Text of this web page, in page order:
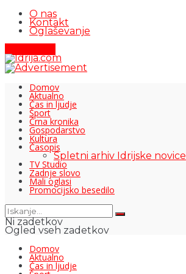
O nas
Kontakt
Oglaševanje
Domov
Aktualno
Čas in ljudje
Šport
Črna kronika
Gospodarstvo
Kultura
Časopis
Spletni arhiv Idrijske novice
TV Studio
Zadnje slovo
Mali oglasi
Promocijsko besedilo
Ni zadetkov
Ogled vseh zadetkov
Domov
Aktualno
Čas in ljudje